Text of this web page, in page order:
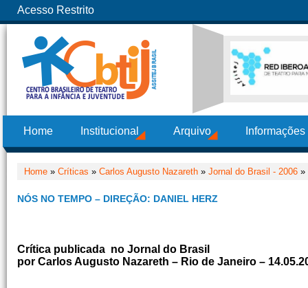
Acesso Restrito
Home Institucional Arquivo
Home » Críticas » Carlos Augusto Nazareth » Jornal do Brasil - 2006 »
NÓS NO TEMPO – DIREÇÃO: DANIEL HERZ
Crítica publicada no Jornal do Brasil
por Carlos Augusto Nazareth – Rio de Janeiro –